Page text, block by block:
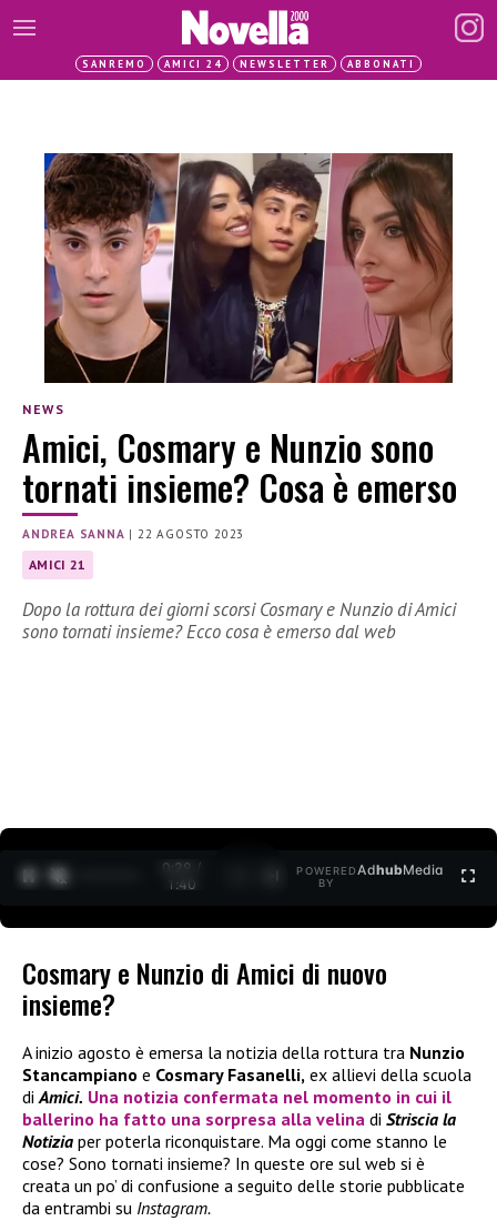
SANREMO AMICI 24 NEWSLETTER ABBONATI
NEWS
Amici, Cosmary e Nunzio sono
tornati insieme? Cosa è emerso
ANDREA SANNA |22 AGOSTO 2023
AMICI 21
Dopo la rottura dei giorni scorsi Cosmary e Nunzio di Amici
sono tornati insieme? Ecco cosa è emerso dal web
0:30 /
1:40
POWERED
BY
AdhubMedia
Cosmary e Nunzio di Amici di nuovo
insieme?
A inizio agosto è emersa la notizia della rottura tra Nunzio
Stancampiano e Cosmary Fasanelli, ex allievi della scuola
diAmici. Una notizia confermata nel momento in cui il
ballerino ha fatto una sorpresa alla velina di Striscia la
Notizia per poterla riconquistare. Ma oggi come stanno le
cose? Sono tornati insieme? In queste ore sul web si è
creata un po’ di confusione a seguito delle storie pubblicate
da entrambi su Instagram.